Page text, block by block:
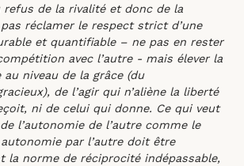
refus de la rivalité et donc de la
réclamer le respect strict d’une
et quantifiable – ne pas en rester
avec l’autre - mais élever la
au niveau de la grâce (du
de l’agir qui n’aliène la liberté
ni de celui qui donne. Ce qui veut
l’autonomie de l’autre comme le
par l’autre doit être
la norme de réciprocité indépassable,